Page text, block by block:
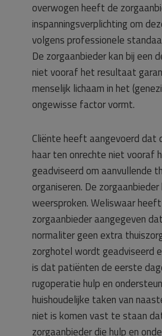
overwogen heeft de
inspanningsverplichting om
volgens professionele
De zorgaanbieder kan bij een
niet vooraf het resultaat
menselijk lichaam in het
ongewisse factor vormt.
Cliënte heeft aangevoerd dat
haar ten onrechte niet vooraf
geadviseerd om aanvullende
organiseren. De
weersproken. Weliswaar
zorgaanbieder aangegeven
normaliter geen extra
zorghotel wordt geadviseerd
is dat patiënten de eerste
rugoperatie hulp en
huishoudelijke taken van
niet is komen vast te staan
zorgaanbieder die hulp en